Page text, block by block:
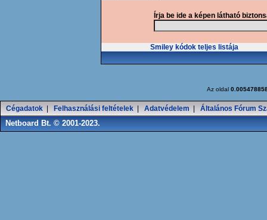
Írja be ide a képen látható
Smiley kódok teljes listája
Az oldal
Cégadatok Felhasználási feltételek Adatvédelem Általános Fórum
Netboard Bt. © 2001-2023.